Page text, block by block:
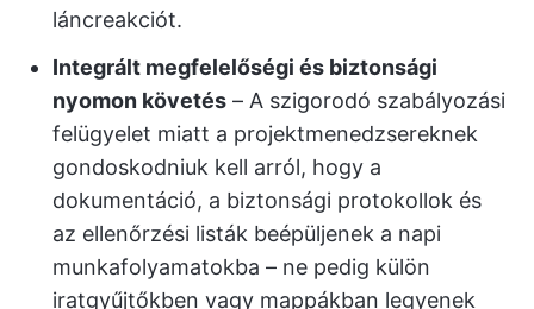
láncreakciót.
Integrált megfelelőségi és biztonsági
nyomon követés – A szigorodó szabályozási
felügyelet miatt a projektmenedzsereknek
gondoskodniuk kell arról, hogy a
dokumentáció, a biztonsági protokollok és
az ellenőrzési listák beépüljenek a napi
munkafolyamatokba – ne pedig külön
iratgyűjtőkben vagy mappákban legyenek